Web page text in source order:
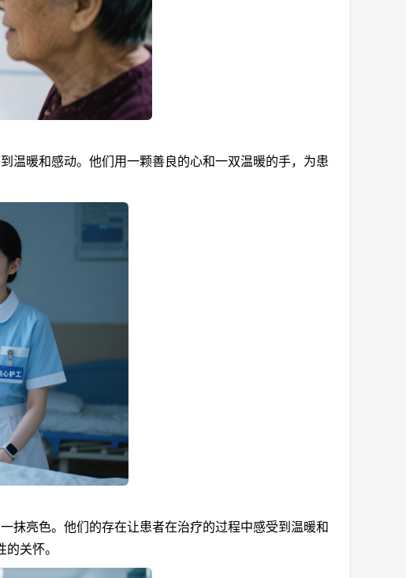
暖和感动。他们用一颗善良的心和一双温暖的手，为患
亮色。他们的存在让患者在治疗的过程中感受到温暖和
关怀。